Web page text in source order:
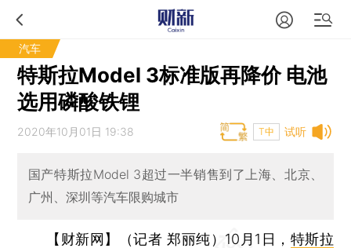
汽车
特斯拉Model 3标准版再降价 电池
选用磷酸铁锂
试听
2020年10月01日 19:38 T中
国产特斯拉Model 3超过一半销售到了上海、北京、
广州、深圳等汽车限购城市
【财新网】（记者 郑丽纯） 10月1日， 特斯拉